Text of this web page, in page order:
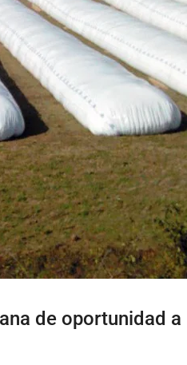
de oportunidad